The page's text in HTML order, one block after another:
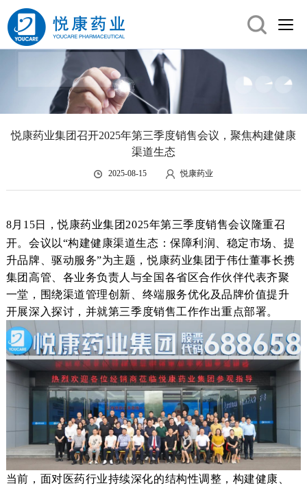
悦康药业集团召开2025年第三季度销售会议，聚焦构建健康
渠道生态
2025-08-15 悦康药业
8月 15日，悦康药业集团2025年第三季度销售会议隆重召
开。会议以“构建健康渠道生态 ：保障利润、稳定市场、提
升品牌、驱动服务”为主题，悦康药业集团于伟仕董事长携
集团高管、各业务负责人与全国各省区合作伙伴代表齐聚
一堂， 围绕渠道管理创新、 终端服务优化及品牌价值提升
开展深入探讨， 并就第三季度销售工作作出重点部署。
当前，面对医药行业持续深化的结构性调整， 构建健康、